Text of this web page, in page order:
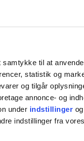
samtykke til at
statistik og
og tilgår
annonce- og
under indstillinger
indstillinger fra